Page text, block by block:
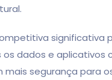
significativa
dados e aplicativos
segurança para